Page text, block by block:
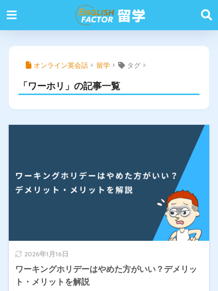
オンライン英会話 留学 タグ
「ワーホリ」の記事一覧
2026年1月16日
ワーキングホリデーはやめた方がいい？デメリッ
ト・メリットを解説